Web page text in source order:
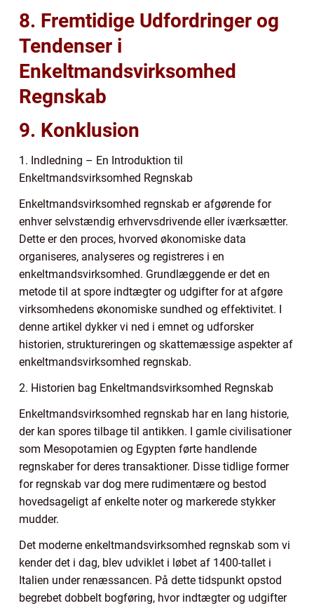
8. Fremtidige Udfordringer og
Tendenser i
Enkeltmandsvirksomhed
Regnskab
9. Konklusion
1. Indledning – En Introduktion til
Enkeltmandsvirksomhed Regnskab
Enkeltmandsvirksomhed regnskab er afgørende for
enhver selvstændig erhvervsdrivende eller iværksætter.
Dette er den proces, hvorved økonomiske data
organiseres, analyseres og registreres i en
enkeltmandsvirksomhed. Grundlæggende er det en
metode til at spore indtægter og udgifter for at afgøre
virksomhedens økonomiske sundhed og effektivitet. I
denne artikel dykker vi ned i emnet og udforsker
historien, struktureringen og skattemæssige aspekter af
enkeltmandsvirksomhed regnskab.
2. Historien bag Enkeltmandsvirksomhed Regnskab
Enkeltmandsvirksomhed regnskab har en lang historie,
der kan spores tilbage til antikken. I gamle civilisationer
som Mesopotamien og Egypten førte handlende
regnskaber for deres transaktioner. Disse tidlige former
for regnskab var dog mere rudimentære og bestod
hovedsageligt af enkelte noter og markerede stykker
mudder.
Det moderne enkeltmandsvirksomhed regnskab som vi
kender det i dag, blev udviklet i løbet af 1400-tallet i
Italien under renæssancen. På dette tidspunkt opstod
begrebet dobbelt bogføring, hvor indtægter og udgifter